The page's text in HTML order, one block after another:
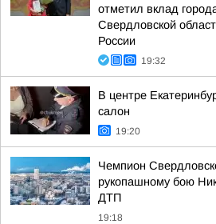
отметил вклад
Свердловской
России
19:32
В центре
салон
19:20
Чемпион
рукопашному бою
ДТП
19:18